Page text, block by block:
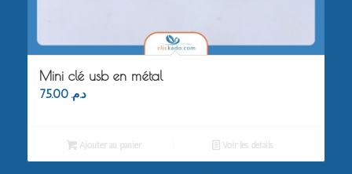
Mini clé usb en métal
د.م. 75.00
Ajouter au panier Voir les détails